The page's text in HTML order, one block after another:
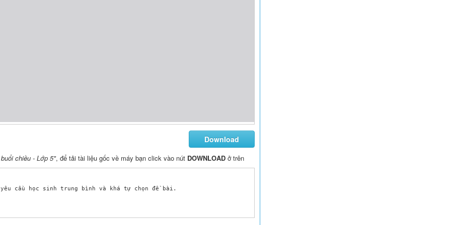
Download
chiều - Lớp 5", để tải tài liệu gốc về máy bạn click vào nút DOWNLOAD ở trên